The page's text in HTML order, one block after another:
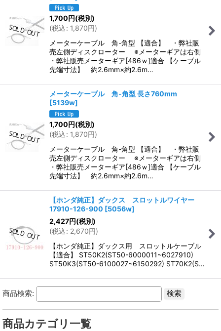
1,700円(税別)
(税込: 1,870円)
メーターケーブル 角-角型 【適合】 ・弊社販
売左側ディスクローター ※メーターギアは右側
・弊社販売メーターギア[486ｗ]適合 【ケーブル
先端寸法】 約2.6mm×約2.6m…
メーターケーブル 角-角型 長さ760mm
[5139w]
1,700円(税別)
(税込: 1,870円)
メーターケーブル 角-角型 【適合】 ・弊社販
売左側ディスクローター ※メーターギアは右側
・弊社販売メーターギア[486ｗ]適合 【ケーブル
先端寸法】 約2.6mm×約2.6m…
【ホンダ純正】ダックス スロットルワイヤー
17910-126-900 [5056w]
2,427円(税別)
(税込: 2,670円)
【ホンダ純正】ダックス用 スロットルケーブル
【適合】 ST50K2(ST50-6000011~6027910)
ST50K3(ST50-6100027~6150292) ST70K2(S…
商品検索:
商品カテゴリ一覧